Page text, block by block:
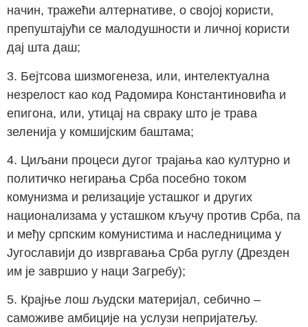
начин, тражећи алтернативе, о својој користи,
препуштајући се малодушности и личној користи
дај шта даш;
3. Бејтсова шизмогенеза, или, интелектуална
незрелост као код Радомира Константиновића и
епигона, или, утицај на свраку што је трава
зеленија у комшијским баштама;
4. Циљани процеси дугог трајања као културно и
политичко негирања Срба посебно током
комунизма и релизације усташког и других
национализама у усташком кључу против Срба, па
и међу српским комунистима и наследницима у
Југославији до извргавања Срба руглу (Дрезден
им је завршио у наци Загребу);
5. Крајње лош људски материјал, себично –
саможиве амбиције на услузи непријатељу.